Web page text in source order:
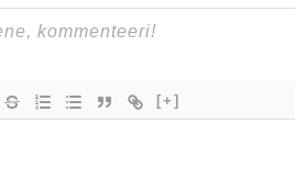
[+]